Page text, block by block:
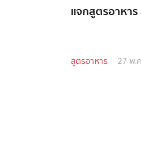
แจกสูตรอาหา
สูตรอาหาร 27 พ.